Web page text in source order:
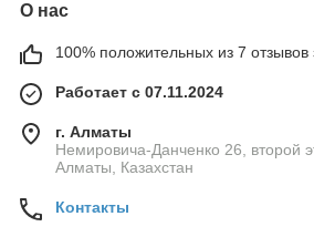
О нас
100% положительных из 7 отзывов
Работает с 07.11.2024
г. Алматы
Немировича-Данченко 26, второй
Алматы, Казахстан
Контакты